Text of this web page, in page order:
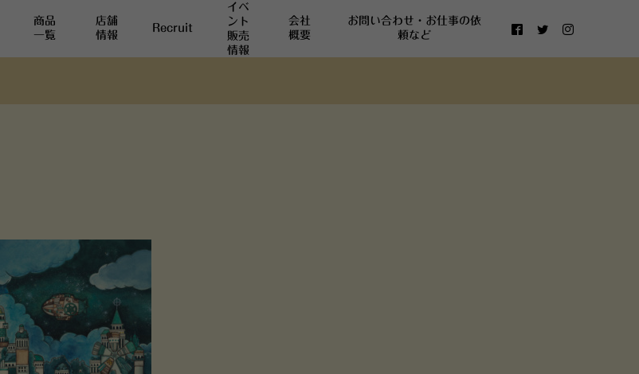
商品
一覧
店舗
情報
Recruit
イベ
ント
販売
情報
会社
概要
お問い合わせ・お仕事の依
頼など